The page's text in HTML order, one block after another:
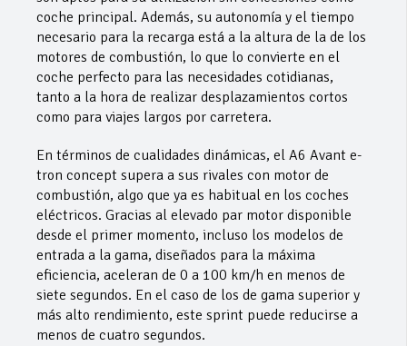
coche principal. Además, su autonomía y el tiempo
necesario para la recarga está a la altura de la de los
motores de combustión, lo que lo convierte en el
coche perfecto para las necesidades cotidianas,
tanto a la hora de realizar desplazamientos cortos
como para viajes largos por carretera.
En términos de cualidades dinámicas, el A6 Avant e-
tron concept supera a sus rivales con motor de
combustión, algo que ya es habitual en los coches
eléctricos. Gracias al elevado par motor disponible
desde el primer momento, incluso los modelos de
entrada a la gama, diseñados para la máxima
eficiencia, aceleran de 0 a 100 km/h en menos de
siete segundos. En el caso de los de gama superior y
más alto rendimiento, este sprint puede reducirse a
menos de cuatro segundos.